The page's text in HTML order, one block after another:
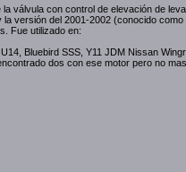
válvula con control de elevación de
versión del 2001-2002 (conocido como
Fue utilizado en:
Bluebird SSS, Y11 JDM Nissan
dos con ese motor pero no